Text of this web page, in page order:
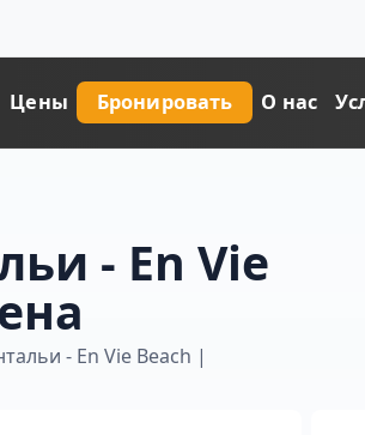
Цены Бронировать О нас
- En Vie
- En Vie Beach |